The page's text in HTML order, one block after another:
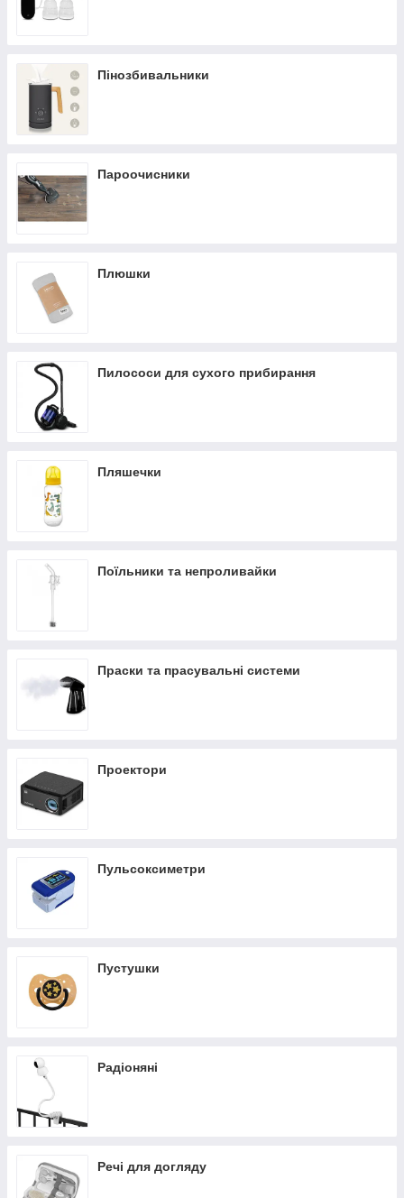
Пінозбивальники
Пароочисники
Плюшки
Пилососи для сухого прибирання
Пляшечки
Поїльники та непроливайки
Праски та прасувальні системи
Проектори
Пульсоксиметри
Пустушки
Радіоняні
Речі для догляду